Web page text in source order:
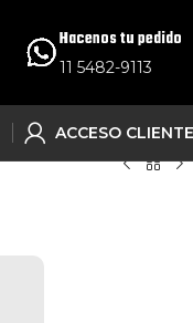
Hacenos tu pedido
11 5482-9113
ACCESO